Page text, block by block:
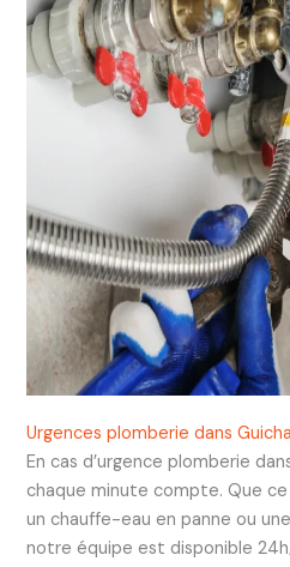
Urgences plomberie dans
En cas d’urgence plomberie
chaque minute compte. Que
un chauffe-eau en panne ou
notre équipe est disponible